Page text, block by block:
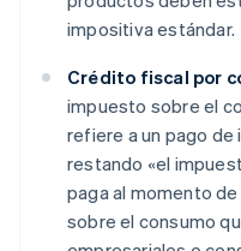
impositiva estándar.
Crédito fiscal por
impuesto sobre el
refiere a un pago
restando «el
paga al momento
sobre el consumo
Emiratos Árabes
Eslovaquia
English
Eslovenia
English Italiano
Español English
Estados Unidos